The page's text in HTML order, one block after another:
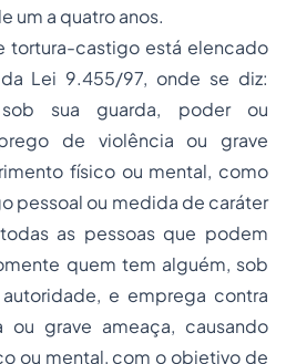
um a quatro anos.
tortura-castigo está elencado
Lei 9.455/97, onde se diz:
sob sua guarda, poder ou
de violência ou grave
físico ou mental, como
pessoal ou medida de caráter
as pessoas que podem
quem tem alguém, sob
e emprega contra
ou grave ameaça, causando
ou mental, com o objetivo de